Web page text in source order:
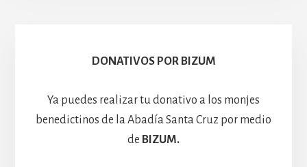
Hospedería
DONATIVOS POR BIZUM
Ya puedes realizar tu donativo a los monjes
benedictinos de la Abadía Santa Cruz por medio
de BIZUM.